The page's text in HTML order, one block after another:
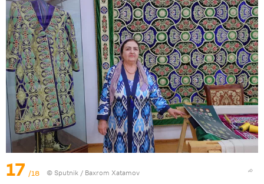
17 /18 © Sputnik / Baxrom Xatamov